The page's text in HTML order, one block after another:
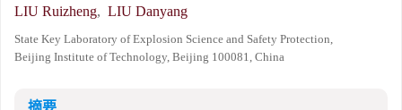
LIU Ruizheng, LIU Danyang
State Key Laboratory of Explosion Science and Safety Protection,
Beijing Institute of Technology, Beijing 100081, China
摘要